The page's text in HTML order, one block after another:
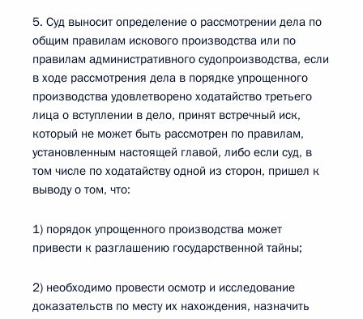
5. Суд выносит определение о рассмотрении дела по
общим правилам искового производства или по
правилам административного судопроизводства, если
в ходе рассмотрения дела в порядке упрощенного
производства удовлетворено ходатайство третьего
лица о вступлении в дело, принят встречный иск,
который не может быть рассмотрен по правилам,
установленным настоящей главой, либо если суд, в
том числе по ходатайству одной из сторон, пришел к
выводу о том, что:
1) порядок упрощенного производства может
привести к разглашению государственной тайны;
2) необходимо провести осмотр и исследование
доказательств по месту их нахождения, назначить